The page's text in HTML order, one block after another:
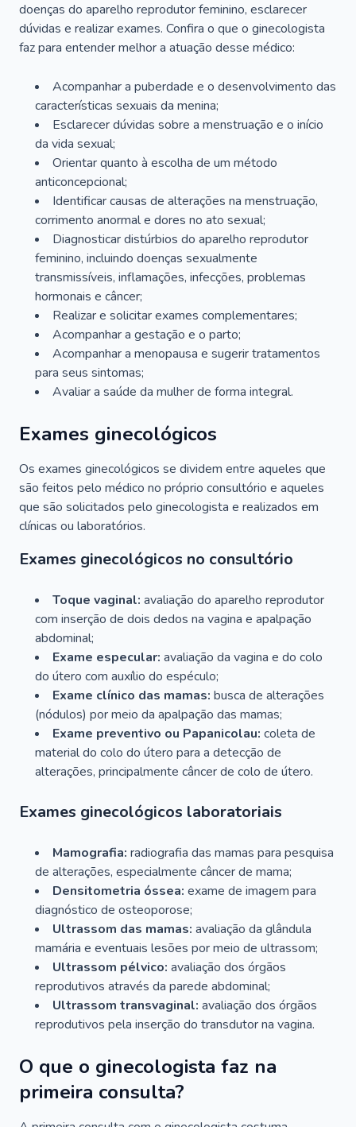
doenças do aparelho reprodutor feminino, esclarecer
dúvidas e realizar exames. Confira o que o ginecologista
faz para entender melhor a atuação desse médico:
Acompanhar a puberdade e o desenvolvimento das
características sexuais da menina;
Esclarecer dúvidas sobre a menstruação e o início
da vida sexual;
Orientar quanto à escolha de um método
anticoncepcional;
Identificar causas de alterações na menstruação,
corrimento anormal e dores no ato sexual;
Diagnosticar distúrbios do aparelho reprodutor
feminino, incluindo doenças sexualmente
transmissíveis, inflamações, infecções, problemas
hormonais e câncer;
Realizar e solicitar exames complementares;
Acompanhar a gestação e o parto;
Acompanhar a menopausa e sugerir tratamentos
para seus sintomas;
Avaliar a saúde da mulher de forma integral.
Exames ginecológicos
Os exames ginecológicos se dividem entre aqueles que
são feitos pelo médico no próprio consultório e aqueles
que são solicitados pelo ginecologista e realizados em
clínicas ou laboratórios.
Exames ginecológicos no consultório
Toque vaginal: avaliação do aparelho reprodutor
com inserção de dois dedos na vagina e apalpação
abdominal;
Exame especular: avaliação da vagina e do colo
do útero com auxílio do espéculo;
Exame clínico das mamas: busca de alterações
(nódulos) por meio da apalpação das mamas;
Exame preventivo ou Papanicolau: coleta de
material do colo do útero para a detecção de
alterações, principalmente câncer de colo de útero.
Exames ginecológicos laboratoriais
Mamografia: radiografia das mamas para pesquisa
de alterações, especialmente câncer de mama;
Densitometria óssea: exame de imagem para
diagnóstico de osteoporose;
Ultrassom das mamas: avaliação da glândula
mamária e eventuais lesões por meio de ultrassom;
Ultrassom pélvico: avaliação dos órgãos
reprodutivos através da parede abdominal;
Ultrassom transvaginal: avaliação dos órgãos
reprodutivos pela inserção do transdutor na vagina.
O que o ginecologista faz na
primeira consulta?